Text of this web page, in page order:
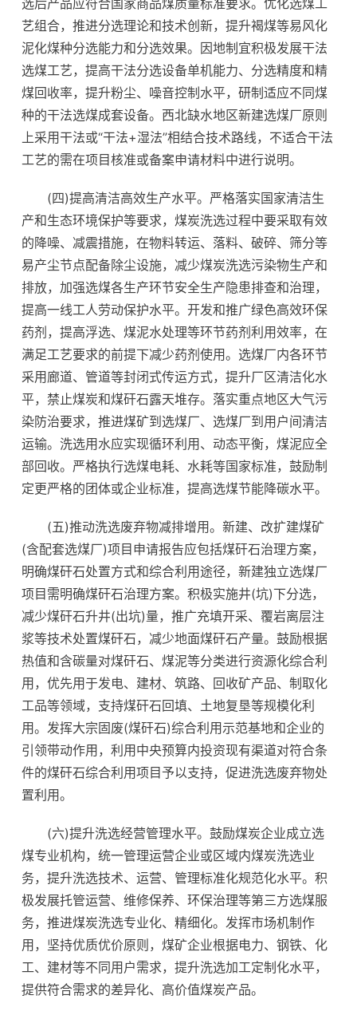
选后产品应符合国家商品煤质量标准要求。优化选煤工
艺组合，推进分选理论和技术创新，提升褐煤等易风化
泥化煤种分选能力和分选效果。因地制宜积极发展干法
选煤工艺，提高干法分选设备单机能力、分选精度和精
煤回收率，提升粉尘、噪音控制水平，研制适应不同煤
种的干法选煤成套设备。西北缺水地区新建选煤厂原则
上采用干法或“干法+湿法”相结合技术路线，不适合干法
工艺的需在项目核准或备案申请材料中进行说明。
(四)提高清洁高效生产水平。严格落实国家清洁生
产和生态环境保护等要求，煤炭洗选过程中要采取有效
的降噪、减震措施，在物料转运、落料、破碎、筛分等
易产尘节点配备除尘设施，减少煤炭洗选污染物生产和
排放，加强选煤各生产环节安全生产隐患排查和治理，
提高一线工人劳动保护水平。开发和推广绿色高效环保
药剂，提高浮选、煤泥水处理等环节药剂利用效率，在
满足工艺要求的前提下减少药剂使用。选煤厂内各环节
采用廊道、管道等封闭式传运方式，提升厂区清洁化水
平，禁止煤炭和煤矸石露天堆存。落实重点地区大气污
染防治要求，推进煤矿到选煤厂、选煤厂到用户间清洁
运输。洗选用水应实现循环利用、动态平衡，煤泥应全
部回收。严格执行选煤电耗、水耗等国家标准，鼓励制
定更严格的团体或企业标准，提高选煤节能降碳水平。
(五)推动洗选废弃物减排增用。新建、改扩建煤矿
(含配套选煤厂)项目申请报告应包括煤矸石治理方案，
明确煤矸石处置方式和综合利用途径，新建独立选煤厂
项目需明确煤矸石治理方案。积极实施井(坑)下分选，
减少煤矸石升井(出坑)量，推广充填开采、覆岩离层注
浆等技术处置煤矸石，减少地面煤矸石产量。鼓励根据
热值和含碳量对煤矸石、煤泥等分类进行资源化综合利
用，优先用于发电、建材、筑路、回收矿产品、制取化
工品等领域，支持煤矸石回填、土地复垦等规模化利
用。发挥大宗固废(煤矸石)综合利用示范基地和企业的
引领带动作用，利用中央预算内投资现有渠道对符合条
件的煤矸石综合利用项目予以支持，促进洗选废弃物处
置利用。
(六)提升洗选经营管理水平。鼓励煤炭企业成立选
煤专业机构，统一管理运营企业或区域内煤炭洗选业
务，提升洗选技术、运营、管理标准化规范化水平。积
极发展托管运营、维修保养、环保治理等第三方选煤服
务，推进煤炭洗选专业化、精细化。发挥市场机制作
用，坚持优质优价原则，煤矿企业根据电力、钢铁、化
工、建材等不同用户需求，提升洗选加工定制化水平，
提供符合需求的差异化、高价值煤炭产品。